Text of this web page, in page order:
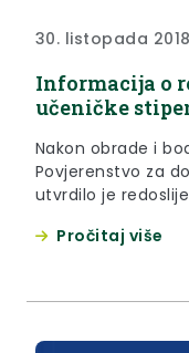
30. listopada
Informacija o
učeničke
Nakon obrade i
Povjerenstvo za
utvrdilo je
dajuPročitaj više